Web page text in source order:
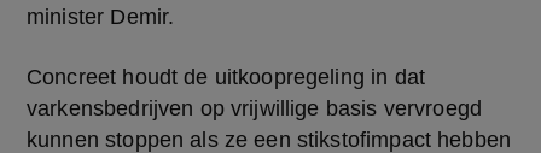
minister Demir.
Concreet houdt de uitkoopregeling in dat
varkensbedrijven op vrijwillige basis vervroegd
kunnen stoppen als ze een stikstofimpact hebben